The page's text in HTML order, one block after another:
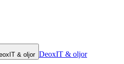
& oljor DeoxIT & oljor